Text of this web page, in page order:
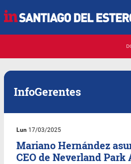
InfoGerentes
Lun 17/03/2025
Mariano Hernández
CEO de Neverland Park